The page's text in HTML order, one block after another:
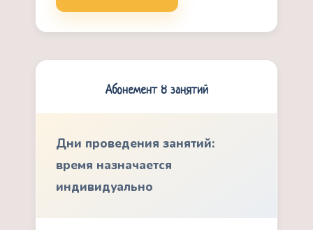
Абонемент 8 занятий
Дни проведения занятий:
время назначается
индивидуально